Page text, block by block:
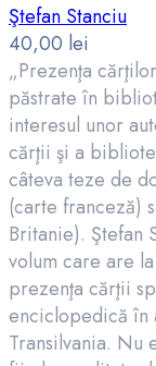
Ştefan Stanciu
40,00 lei
„Prezenţa
păstrate în
interesul unor
cărţii şi a
câteva teze de
(carte franceză)
Britanie). Ştefan
volum care are
prezenţa cărţii
enciclopedică în
Transilvania. Nu